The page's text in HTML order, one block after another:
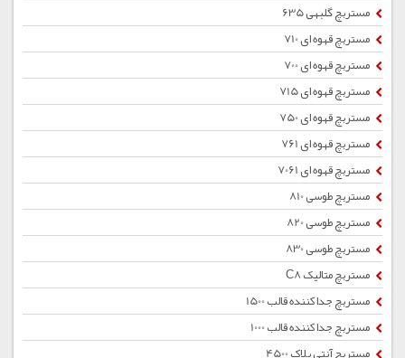
مستربچ گلبهی 635
مستربچ قهوه ای 710
مستربچ قهوه ای 700
مستربچ قهوه ای 715
مستربچ قهوه ای 750
مستربچ قهوه ای 761
مستربچ قهوه ای 7061
مستربچ طوسی 810
مستربچ طوسی 820
مستربچ طوسی 830
مستربچ متالیک C8
مستربچ جداکننده قالب 1500
مستربچ جداکننده قالب 1000